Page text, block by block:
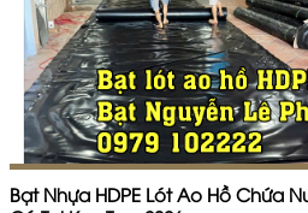
Bạt Nhựa HDPE Lót Ao Hồ Chứa